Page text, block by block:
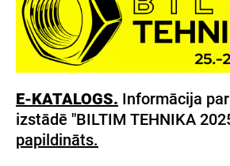
E-KATALOGS. Informācija
izstādē "BILTIM TEHNIKA
papildināts.